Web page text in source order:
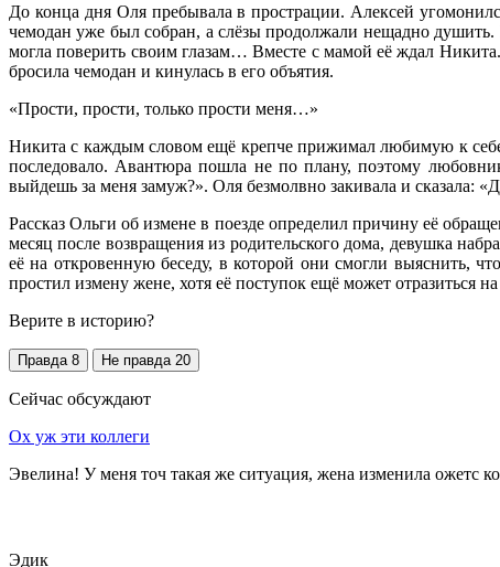
До конца дня Оля пребывала в прострации. Алексей
чемодан уже был собран, а слёзы продолжали нещадно душить.
могла поверить своим глазам… Вместе с мамой её ждал
бросила чемодан и кинулась в его объятия.
«Прости, прости, только прости меня…»
Никита с каждым словом ещё крепче прижимал любимую к
последовало. Авантюра пошла не по плану, поэтому
выйдешь за меня замуж?». Оля безмолвно закивала и сказала:
Рассказ Ольги об измене в поезде определил причину её
месяц после возвращения из родительского дома, девушка
её на откровенную беседу, в которой они смогли выяснить,
простил измену жене, хотя её поступок ещё может отразиться
Верите в историю?
Правда 8 Не правда 20
Сейчас обсуждают
Ох уж эти коллеги
Эвелина! У меня точ такая же ситуация, жена изменила ожетс
Эдик